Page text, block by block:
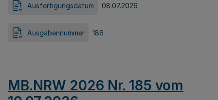
Ausfertigungsdatum 08.07.2026
Ausgabennummer 186
MB.NRW 2026 Nr. 185 vom